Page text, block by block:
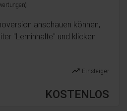
anschauen können,
"Lerninhalte" und klicken
trending_up Einsteiger
KOSTENLOS